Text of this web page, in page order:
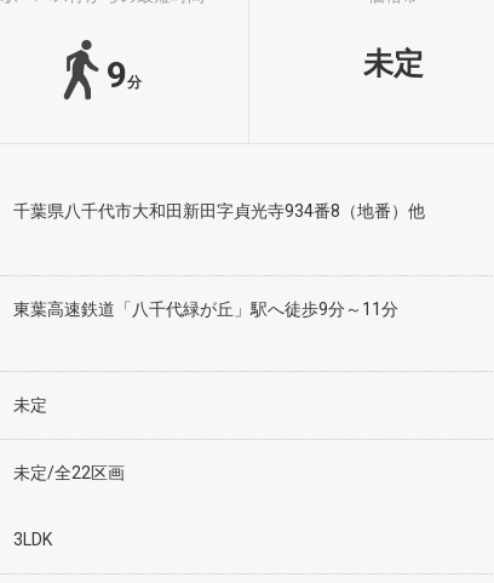
9分
未定
千葉県八千代市大和田新田字貞光寺934番8（地番）他
東葉高速鉄道「八千代緑が丘」駅へ徒歩9分～11分
未定
未定/全22区画
3LDK